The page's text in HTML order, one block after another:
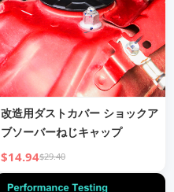
改造用ダストカバー ショックア
ブソーバーねじキャップ
$14.94$29.40